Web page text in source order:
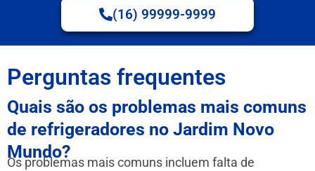
(16) 99999-9999
Perguntas frequentes
Quais são os problemas mais comuns
de refrigeradores no Jardim Novo
Mundo?
Os problemas mais comuns incluem falta de